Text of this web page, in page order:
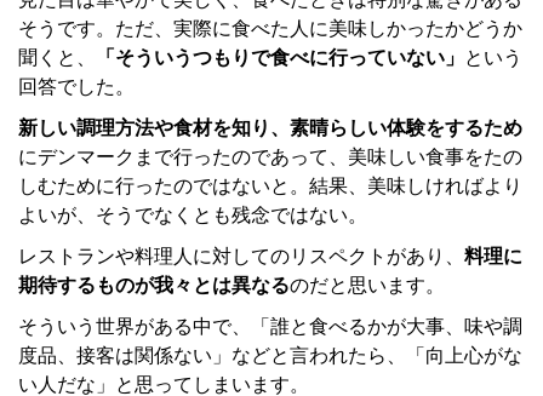
そうです。ただ、実際に食べた人に美味しかったかどうか
聞くと、
「そういうつもりで食べに行っていない」 という
回答でした。
新しい調理方法や食材を知り、素晴らしい体験をするため
にデンマークまで行ったのであって、美味しい食事をたの
しむために行ったのではないと。結果、美味しければより
よいが、そうでなくとも残念ではない。
レストランや料理人に対してのリスペクトがあり、 料理に
期待するものが我々とは異なるのだと思います。
そういう世界がある中で、「誰と食べるかが大事、味や調
度品、接客は関係ない」などと言われたら、「向上心がな
い人だな」と思ってしまいます。